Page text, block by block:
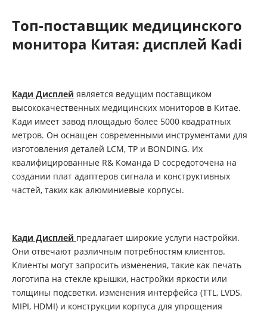
Топ-поставщик медицинского
монитора Китая: дисплей Kadi
Кади Дисплей является ведущим поставщиком
высококачественных медицинских мониторов в Китае.
Кади имеет завод площадью более 5000 квадратных
метров. Он оснащен современными инструментами для
изготовления деталей LCM, TP и BONDING. Их
квалифицированные R& Команда D сосредоточена на
создании плат адаптеров сигнала и конструктивных
частей, таких как алюминиевые корпусы.
Кади Дисплей предлагает широкие услуги настройки.
Они отвечают различным потребностям клиентов.
Клиенты могут запросить изменения, такие как печать
логотипа на стекле крышки, настройки яркости или
толщины подсветки, изменения интерфейса (TTL, LVDS,
MIPI, HDMI) и конструкции корпуса для упрощения